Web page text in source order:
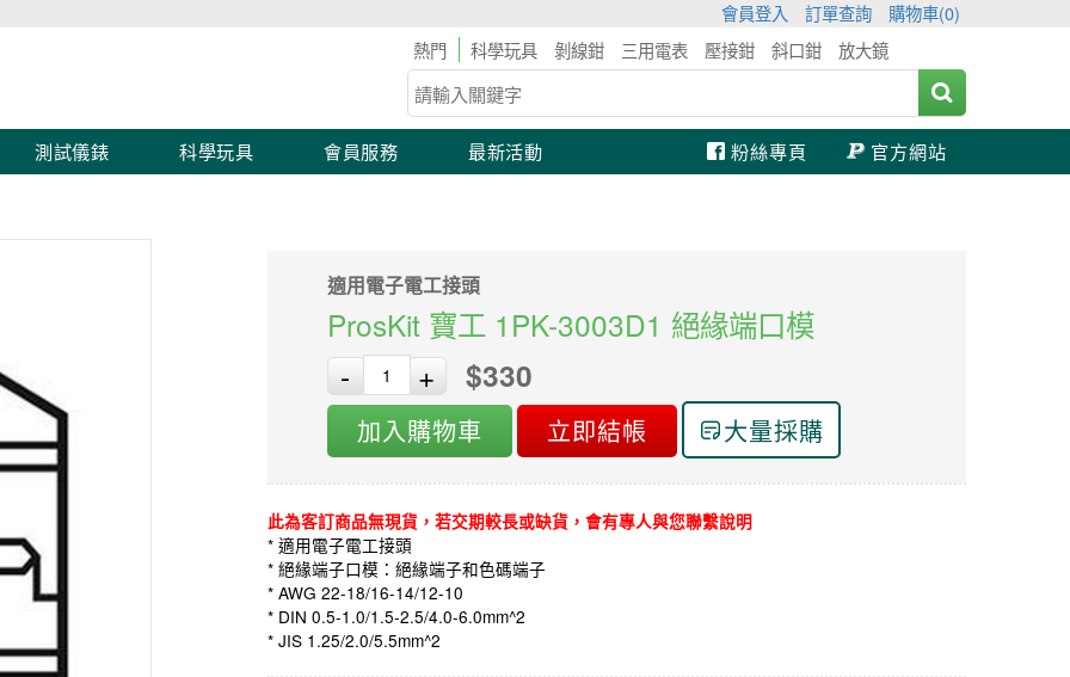
會員登入 訂單查詢 購物車(0)
科學玩具
剝線鉗 三用電表 壓接鉗 斜口鉗 放大鏡
測試儀錶 科學玩具 會員服務 最新活動 官方網站
粉絲專頁
適用電子電工接頭
ProsKit 寶工 1PK-3003D1 絕緣端口模
-
+ $330
加入購物車 立即結帳 大量採購
此為客訂商品無現貨，若交期較長或缺貨，會有專人與您聯繫說明
* 適用電子電工接頭
* 絕緣端子口模：絕緣端子和色碼端子
* AWG 22-18/16-14/12-10
* DIN 0.5-1.0/1.5-2.5/4.0-6.0mm^2
* JIS 1.25/2.0/5.5mm^2